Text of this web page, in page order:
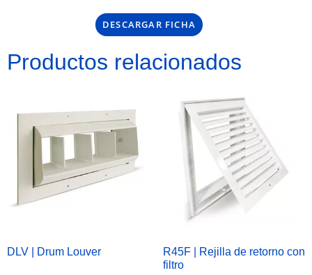
DESCARGAR FICHA
Productos relacionados
DLV | Drum Louver
R45F | Rejilla de retorno con
filtro